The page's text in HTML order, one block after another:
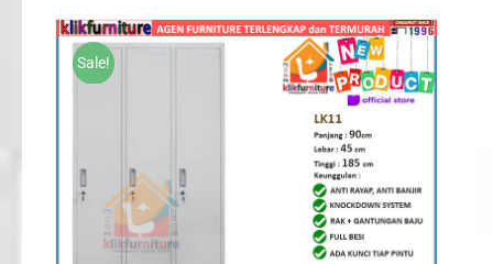
Rp2,300,000. Rp1,693,000.
Sale!